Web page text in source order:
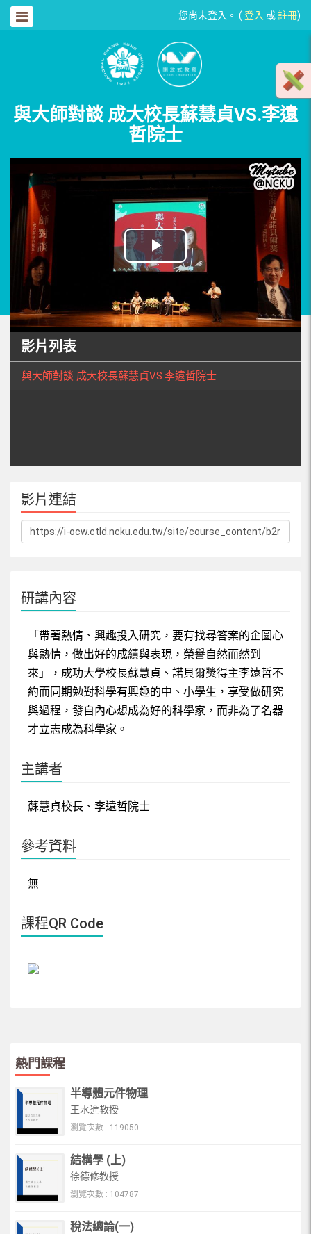
您尚未登入。 ( 登入 或註冊)
與大師對談 成大校長蘇慧貞VS.李遠
哲院士
影片列表
與大師對談 成大校長蘇慧貞VS.李遠哲院士
影片連結
研講內容
「帶著熱情、興趣投入研究，要有找尋答案的企圖心
與熱情，做出好的成績與表現，榮譽自然而然到
來」，成功大學校長蘇慧貞、諾貝爾獎得主李遠哲不
約而同期勉對科學有興趣的中、小學生，享受做研究
與過程，發自內心想成為好的科學家，而非為了名器
才立志成為科學家。
主講者
蘇慧貞校長、李遠哲院士
參考資料
無
課程QR Code
熱門課程
半導體元件物理
王水進教授
瀏覽次數 : 119050
結構學 (上)
徐德修教授
瀏覽次數 : 104787
稅法總論(一)